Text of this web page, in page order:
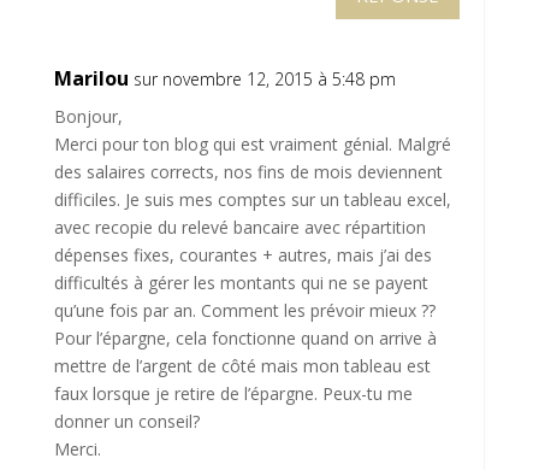
Marilou sur novembre 12, 2015 à 5:48 pm
Bonjour,
Merci pour ton blog qui est vraiment génial. Malgré
des salaires corrects, nos fins de mois deviennent
difficiles. Je suis mes comptes sur un tableau excel,
avec recopie du relevé bancaire avec répartition
dépenses fixes, courantes + autres, mais j’ai des
difficultés à gérer les montants qui ne se payent
qu’une fois par an. Comment les prévoir mieux ??
Pour l’épargne, cela fonctionne quand on arrive à
mettre de l’argent de côté mais mon tableau est
faux lorsque je retire de l’épargne. Peux-tu me
donner un conseil?
Merci.